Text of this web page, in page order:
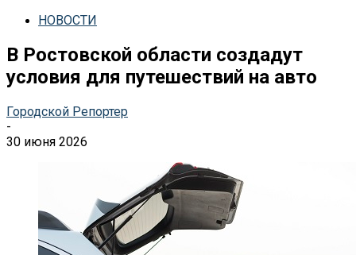
НОВОСТИ
В Ростовской области создадут
условия для путешествий на авто
Городской Репортер
-
30 июня 2026